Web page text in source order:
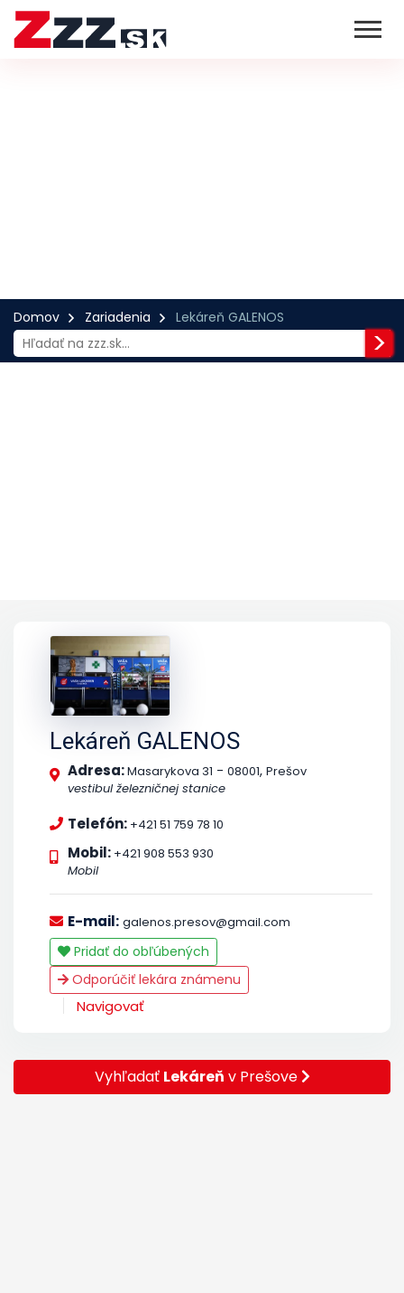
Domov Zariadenia Lekáreň GALENOS
Lekáreň GALENOS
Adresa:Masarykova 31 - 08001, Prešov
vestibul železničnej stanice
Telefón: +421 51 759 78 10
Mobil: +421 908 553 930
Mobil
E-mail: galenos.presov@gmail.com
Pridať do obľúbených
Odporúčiť lekára známenu
Navigovať
Vyhľadať Lekáreň v Prešove